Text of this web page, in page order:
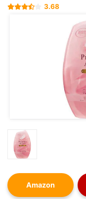
3.68
Amazon